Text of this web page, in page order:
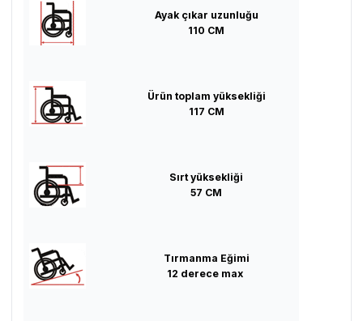
Ayak çıkar uzunluğu
110 CM
Ürün toplam yüksekliği
117 CM
Sırt yüksekliği
57 CM
Tırmanma Eğimi
12 derece max